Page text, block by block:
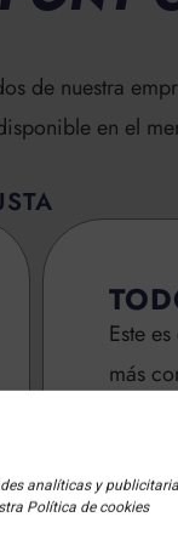
analíticas y
Política de cookies
de nuestra
en el
Este es
más
todo